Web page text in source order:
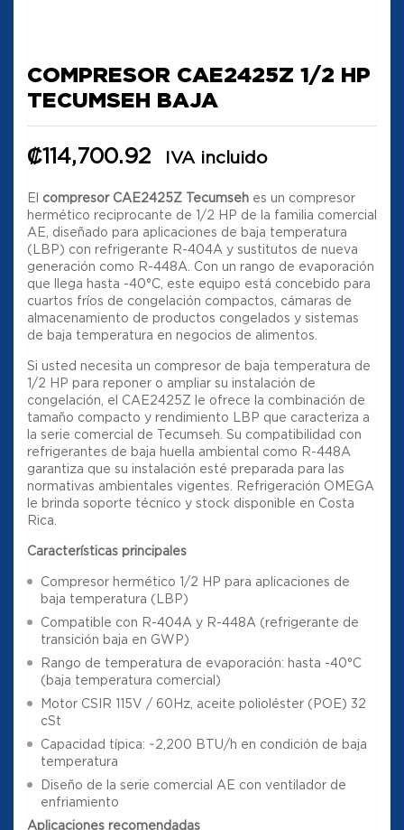
COMPRESOR CAE2425Z 1/2 HP
TECUMSEH BAJA
₡114,700.92 IVA incluido
El compresor CAE2425Z Tecumseh es un compresor
hermético reciprocante de 1/2 HP de la familia comercial
AE, diseñado para aplicaciones de baja temperatura
(LBP) con refrigerante R-404A y sustitutos de nueva
generación como R-448A. Con un rango de evaporación
que llega hasta -40°C, este equipo está concebido para
cuartos fríos de congelación compactos, cámaras de
almacenamiento de productos congelados y sistemas
de baja temperatura en negocios de alimentos.
Si usted necesita un compresor de baja temperatura de
1/2 HP para reponer o ampliar su instalación de
congelación, el CAE2425Z le ofrece la combinación de
tamaño compacto y rendimiento LBP que caracteriza a
la serie comercial de Tecumseh. Su compatibilidad con
refrigerantes de baja huella ambiental como R-448A
garantiza que su instalación esté preparada para las
normativas ambientales vigentes. Refrigeración OMEGA
le brinda soporte técnico y stock disponible en Costa
Rica.
Características principales
Compresor hermético 1/2 HP para aplicaciones de
baja temperatura (LBP)
Compatible con R-404A y R-448A (refrigerante de
transición baja en GWP)
Rango de temperatura de evaporación: hasta -40°C
(baja temperatura comercial)
Motor CSIR 115V / 60Hz, aceite polioléster (POE) 32
cSt
Capacidad típica: ~2,200 BTU/h en condición de baja
temperatura
Diseño de la serie comercial AE con ventilador de
enfriamiento
Aplicaciones recomendadas